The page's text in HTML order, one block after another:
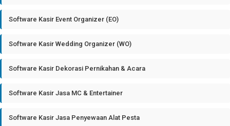
Software Kasir Event Organizer (EO)
Software Kasir Wedding Organizer (WO)
Software Kasir Dekorasi Pernikahan & Acara
Software Kasir Jasa MC & Entertainer
Software Kasir Jasa Penyewaan Alat Pesta